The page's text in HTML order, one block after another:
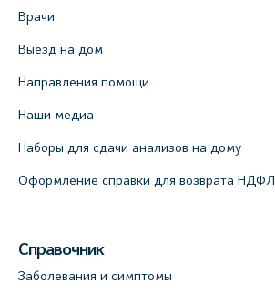
Врачи
Выезд на дом
Направления помощи
Наши медиа
Наборы для сдачи анализов на дому
Оформление справки для возврата НДФЛ
Справочник
Заболевания и симптомы